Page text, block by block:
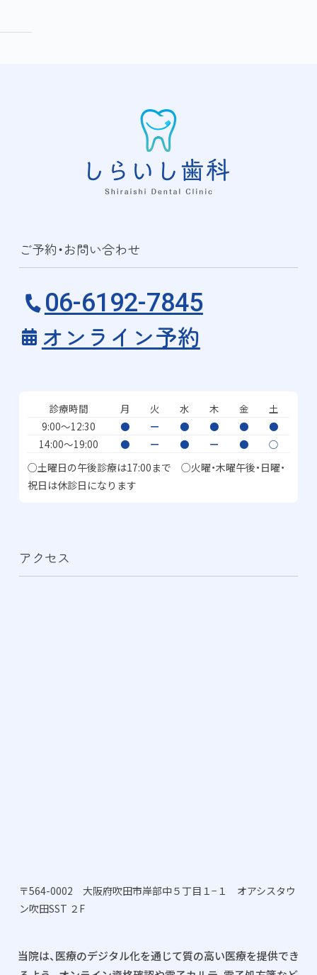
ご予約・お問い合わせ
06-6192-7845
オンライン予約
診療時間 月 火 水 木 金
土
9:00〜12:30
● ー ● ● ●
●
14:00〜19:00
● ー ● ー ●
○
○土曜日の午後診療は17:00まで ○火曜・木曜午後・日曜・
祝日は休診日になります
アクセス
〒564-0002 大阪府吹田市岸部中５丁目１−１ オアシスタウ
ン吹田SST ２F
当院は、医療のデジタル化を通じて質の高い医療を提供でき